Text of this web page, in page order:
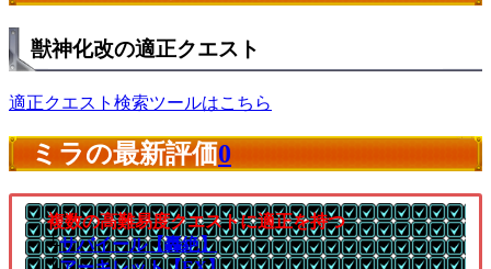
獣神化改の適正クエスト
適正クエスト検索ツールはこちら
ミラの最新評価0
複数の高難易度クエストに適正を持つ
└サバイール【轟絶】